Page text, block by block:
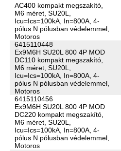
AC400 kompakt megszakító,
M6 méret, SU20L,
Icu=Ics=100kA, In=800A, 4-
pólus N pólusban védelemmel,
Motoros
6415110448
Ex9M6H SU20L 800 4P MOD
DC110 kompakt megszakító,
M6 méret, SU20L,
Icu=Ics=100kA, In=800A, 4-
pólus N pólusban védelemmel,
Motoros
6415110456
Ex9M6H SU20L 800 4P MOD
DC220 kompakt megszakító,
M6 méret, SU20L,
Icu=Ics=100kA, In=800A, 4-
pólus N pólusban védelemmel,
Motoros